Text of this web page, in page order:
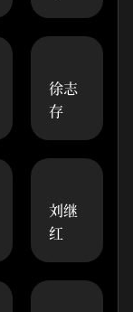
徐志
存
刘继
红